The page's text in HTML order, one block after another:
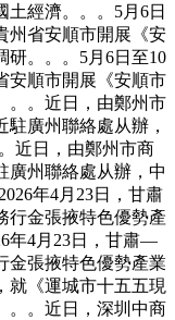
經濟。。。5月6日
州省安順市開展《安
研。。。5月6日至10
安順市開展《安順市
。。近日，由鄭州市
廣州聯絡處从辦，
近日，由鄭州市商
廣州聯絡處从辦，中
年4月23日，甘肅
金張掖特色優勢產
年4月23日，甘肅—
金張掖特色優勢產業
就《運城市十五五現
。。近日，深圳中商